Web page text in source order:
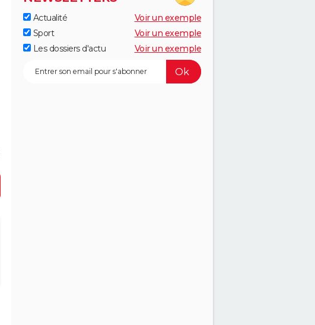
Actualité
Voir un exemple
Sport
Voir un exemple
Les dossiers d'actu
Voir un exemple